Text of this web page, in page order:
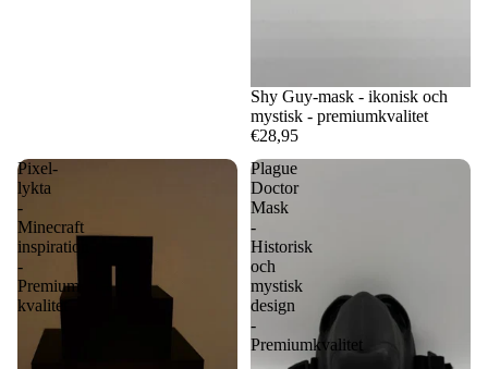
Shy Guy-mask - ikonisk och
mystisk - premiumkvalitet
€28,95
Pixel-
lykta
-
Minecraft
inspiration
-
Premium
kvalitet
Plague
Doctor
Mask
-
Historisk
och
mystisk
design
-
Premiumkvalitet